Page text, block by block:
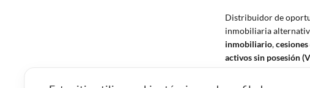
Distribuidor de
inmobiliaria
inmobiliario,
activos sin posesión